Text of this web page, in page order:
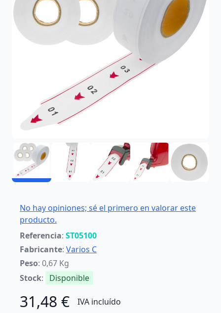
No hay opiniones; sé el primero en valorar este
producto.
Referencia: ST05100
Fabricante: Varios C
Peso: 0,67 Kg
Stock: Disponible
31,48 € IVA incluído